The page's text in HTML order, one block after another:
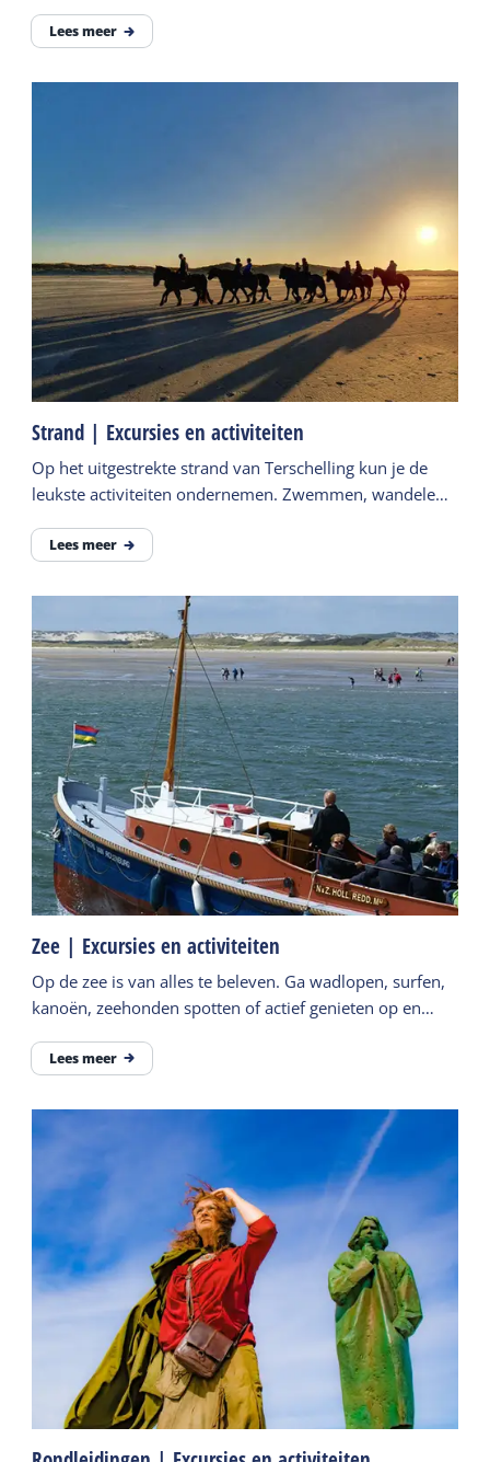
Lees meer
Strand | Excursies en activiteiten
Op het uitgestrekte strand van Terschelling kun je de
leukste activiteiten ondernemen. Zwemmen, wandelen
Lees meer
Zee | Excursies en activiteiten
Op de zee is van alles te beleven. Ga wadlopen, surfen,
kanoën, zeehonden spotten of actief genieten op en
Lees meer